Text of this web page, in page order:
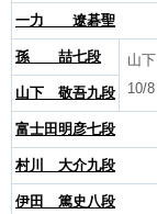
一力 遼碁聖
孫 喆七段
山下
10/8
山下 敬吾九段
富士田明彦七段
村川 大介九段
伊田 篤史八段